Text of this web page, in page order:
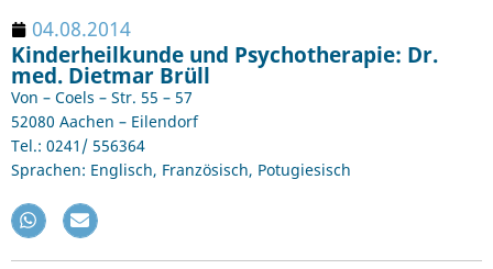
04.08.2014
Kinderheilkunde und Psychotherapie: Dr.
med. Dietmar Brüll
Von – Coels – Str. 55 – 57
52080 Aachen – Eilendorf
Tel.: 0241/ 556364
Sprachen: Englisch, Französisch, Potugiesisch